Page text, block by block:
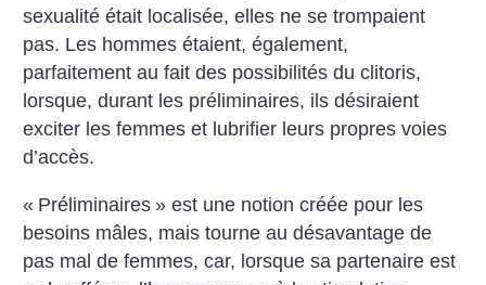
sexualité était localisée, elles ne se trompaient
pas. Les hommes étaient, éga­lement,
parfaitement au fait des possibilités du clitoris,
lorsque, durant les préliminaires, ils désiraient
exciter les femmes et lubrifier leurs propres voies
d’accès.
« Préliminaires » est une notion créée pour les
besoins mâles, mais tourne au désavantage de
pas mal de femmes, car, lorsque sa partenaire est